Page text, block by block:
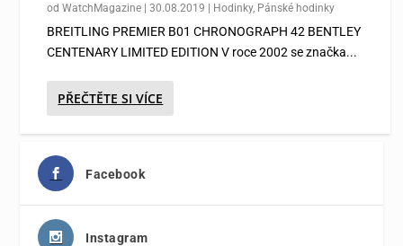
odWatchMagazine |30.08.2019 | Hodinky, Pánské hodinky
BREITLING PREMIER B01 CHRONOGRAPH 42 BENTLEY
CENTENARY LIMITED EDITION V roce 2002 se značka...
PŘEČTĚTE SI VÍCE
Facebook
Instagram